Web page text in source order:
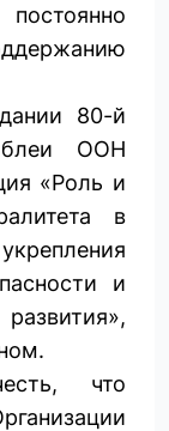
80-й
ООН
«Роль и
в
и
что